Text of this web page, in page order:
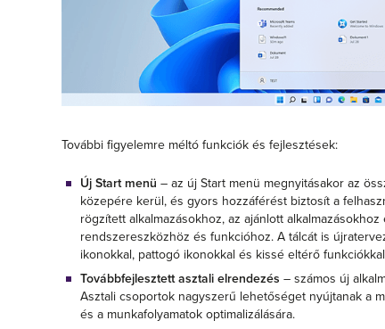
További figyelemre méltó funkciók és fejlesztések:
Új Start menü – az új Start menü megnyitásakor az
közepére kerül, és gyors hozzáférést biztosít a
rögzített alkalmazásokhoz, az ajánlott
rendszereszközhöz és funkcióhoz. A tálcát is
ikonokkal, pattogó ikonokkal és kissé eltérő
Továbbfejlesztett asztali elrendezés – számos új
Asztali csoportok nagyszerű lehetőséget nyújtanak a
és a munkafolyamatok optimalizálására.